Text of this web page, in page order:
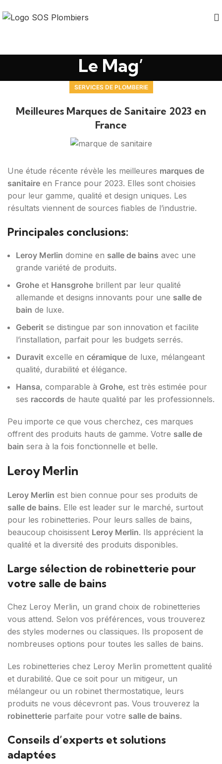
Le Mag’
SERVICES DE PLOMBERIE
Meilleures Marques de Sanitaire 2023 en
France
Une étude récente révèle les meilleures marques de
sanitaire en France pour 2023. Elles sont choisies
pour leur gamme, qualité et design uniques. Les
résultats viennent de sources fiables de l’industrie.
Principales conclusions:
Leroy Merlin domine en salle de bains avec une
grande variété de produits.
Grohe et Hansgrohe brillent par leur qualité
allemande et designs innovants pour une salle de
bain de luxe.
Geberit se distingue par son innovation et facilite
l’installation, parfait pour les budgets serrés.
Duravit excelle en céramique de luxe, mélangeant
qualité, durabilité et élégance.
Hansa, comparable à Grohe, est très estimée pour
ses raccords de haute qualité par les professionnels.
Peu importe ce que vous cherchez, ces marques
offrent des produits hauts de gamme. Votre salle de
bain sera à la fois fonctionnelle et belle.
Leroy Merlin
Leroy Merlin est bien connue pour ses produits de
salle de bains. Elle est leader sur le marché, surtout
pour les robinetteries. Pour leurs salles de bains,
beaucoup choisissent Leroy Merlin. Ils apprécient la
qualité et la diversité des produits disponibles.
Large sélection de robinetterie pour
votre salle de bains
Chez Leroy Merlin, un grand choix de robinetteries
vous attend. Selon vos préférences, vous trouverez
des styles modernes ou classiques. Ils proposent de
nombreuses options pour toutes les salles de bains.
Les robinetteries chez Leroy Merlin promettent qualité
et durabilité. Que ce soit pour un mitigeur, un
mélangeur ou un robinet thermostatique, leurs
produits ne vous décevront pas. Vous trouverez la
robinetterie parfaite pour votre salle de bains.
Conseils d’experts et solutions
adaptées